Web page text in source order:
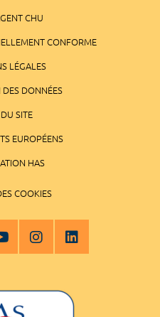
CHU
CONFORME
LÉGALES
DONNÉES
SITE
EUROPÉENS
HAS
COOKIES